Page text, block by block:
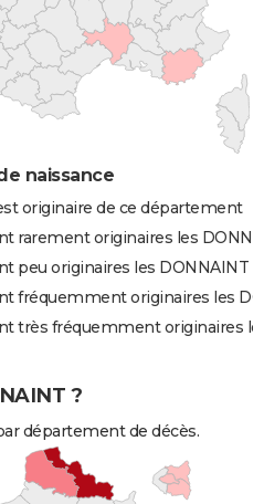
naissance
originaire de ce département
rarement originaires les
peu originaires les DONNAINT
fréquemment originaires les
très fréquemment originaires
?
département de décès.